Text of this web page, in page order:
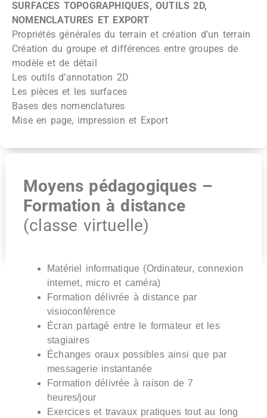
SURFACES TOPOGRAPHIQUES, OUTILS 2D,
NOMENCLATURES ET EXPORT
Propriétés générales du terrain et création d’un terrain
Création du groupe et différences entre groupes de
modèle et de détail
Les outils d’annotation 2D
Les pièces et les surfaces
Bases des nomenclatures
Mise en page, impression et Export
Moyens pédagogiques –
Formation à distance
(classe virtuelle)
Matériel informatique (Ordinateur, connexion
internet, micro et caméra)
Formation délivrée à distance par
visioconférence
Écran partagé entre le formateur et les
stagiaires
Échanges oraux possibles ainsi que par
messagerie instantanée
Formation délivrée à raison de 7
heures/jour
Exercices et travaux pratiques tout au long